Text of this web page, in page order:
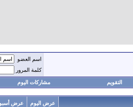
اسم العضو
كلمة المرور
التقويم مشاركات اليوم
عرض اليوم عرض